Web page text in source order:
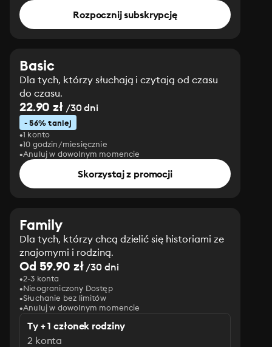
Rozpocznij subskrypcję
Basic
Dla tych, którzy słuchają i czytają od czasu
do czasu.
22.90 zł/30 dni
- 56% taniej
1 konto
10 godzin/miesięcznie
Anuluj w dowolnym momencie
Skorzystaj z promocji
Family
Dla tych, którzy chcą dzielić się historiami ze
znajomymi i rodziną.
Od 59.90 zł/30 dni
2-3 konta
Nieograniczony Dostęp
Słuchanie bez limitów
Anuluj w dowolnym momencie
Ty + 1 członek rodziny
2 konta